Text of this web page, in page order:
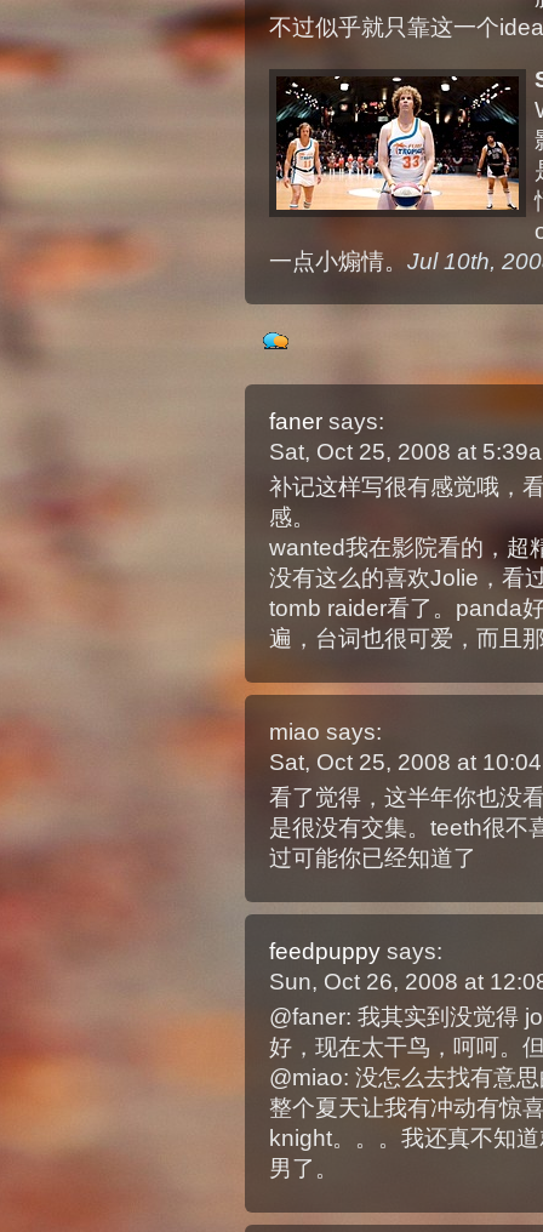
不过似乎就只靠这一个
一点小煽情。 Jul 10th,
faner says:
Sat, Oct 25, 2008 at
补记这样写很有感觉哦，
感。
wanted我在影院看的，超
没有这么的喜欢Jolie，看
tomb raider看了。panda
遍，台词也很可爱，而且
miao says:
Sat, Oct 25, 2008 at
看了觉得，这半年你也没
是很没有交集。teeth很不
过可能你已经知道了
feedpuppy says:
Sun, Oct 26, 2008 at
@faner: 我其实到没觉得
好，现在太干鸟，呵呵。
@miao: 没怎么去找有意
整个夏天让我有冲动有惊
knight。。。我还真不知
男了。